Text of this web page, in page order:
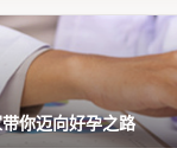
你迈向好孕之路